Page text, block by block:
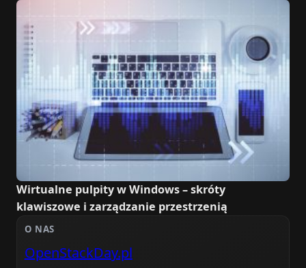
Wirtualne pulpity w Windows – skróty
klawiszowe i zarządzanie przestrzenią
O NAS
OpenStackDay.pl